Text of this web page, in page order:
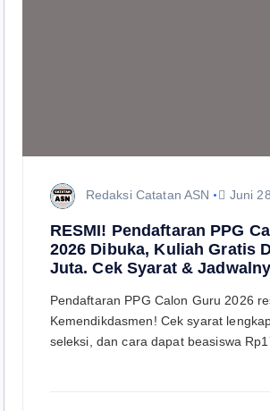
Redaksi Catatan ASN Juni
RESMI! Pendaftaran PPG
2026 Dibuka, Kuliah Gratis
Juta. Cek Syarat &
Pendaftaran PPG Calon Guru 2026
Kemendikdasmen! Cek syarat
seleksi, dan cara dapat beasiswa